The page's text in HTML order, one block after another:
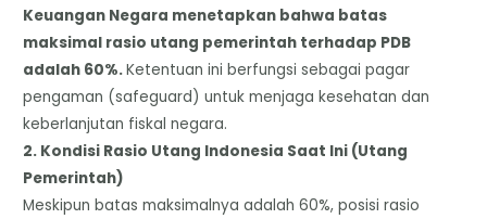
Keuangan Negara menetapkan bahwa batas
maksimal rasio utang pemerintah terhadap PDB
adalah 60%.Ketentuan ini berfungsi sebagai pagar
pengaman (safeguard) untuk menjaga kesehatan dan
keberlanjutan fiskal negara.
​2. Kondisi Rasio Utang Indonesia Saat Ini (Utang
Pemerintah)
​Meskipun batas maksimalnya adalah 60%, posisi rasio